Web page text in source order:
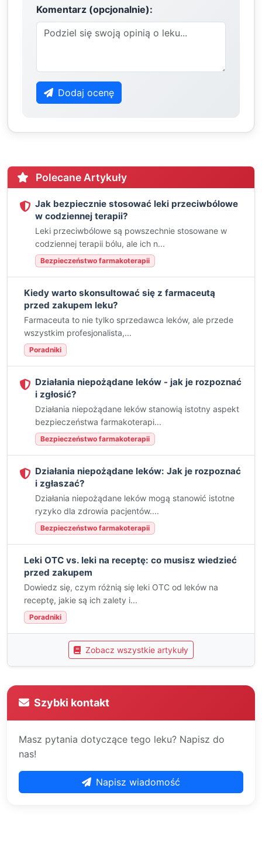
Komentarz (opcjonalnie):
Dodaj ocenę
Polecane Artykuły
Jak bezpiecznie stosować leki przeciwbólowe
w codziennej terapii?
Leki przeciwbólowe są powszechnie stosowane w
codziennej terapii bólu, ale ich n...
Bezpieczeństwo farmakoterapii
Kiedy warto skonsultować się z farmaceutą
przed zakupem leku?
Farmaceuta to nie tylko sprzedawca leków, ale przede
wszystkim profesjonalista,...
Poradniki
Działania niepożądane leków - jak je rozpoznać
i zgłosić?
Działania niepożądane leków stanowią istotny aspekt
bezpieczeństwa farmakoterapi...
Bezpieczeństwo farmakoterapii
Działania niepożądane leków: Jak je rozpoznać
i zgłaszać?
Działania niepożądane leków mogą stanowić istotne
ryzyko dla zdrowia pacjentów....
Bezpieczeństwo farmakoterapii
Leki OTC vs. leki na receptę: co musisz wiedzieć
przed zakupem
Dowiedz się, czym różnią się leki OTC od leków na
receptę, jakie są ich zalety i...
Poradniki
Zobacz wszystkie artykuły
Szybki kontakt
Masz pytania dotyczące tego leku? Napisz do
nas!
Napisz wiadomość